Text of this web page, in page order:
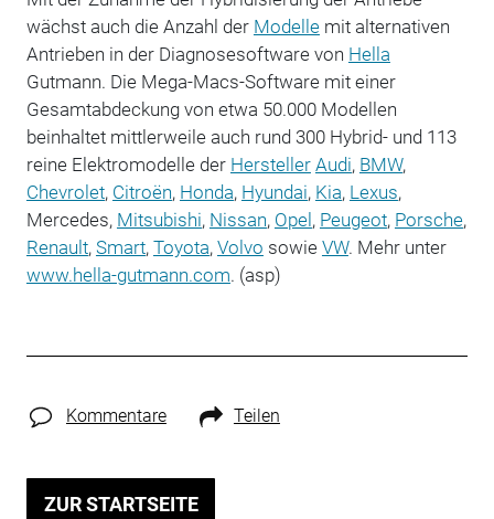
wächst auch die Anzahl der Modellemit alternativen
Antrieben in der Diagnosesoftware von Hella
Gutmann. Die Mega-Macs-Software mit einer
Gesamtabdeckung von etwa 50.000 Modellen
beinhaltet mittlerweile auch rund 300 Hybrid- und 113
reine Elektromodelle der Hersteller Audi, BMW,
Chevrolet, Citroën, Honda, Hyundai, Kia, Lexus,
Mercedes, Mitsubishi, Nissan, Opel, Peugeot, Porsche,
Renault, Smart, Toyota, Volvo sowie VW. Mehr unter
www.hella-gutmann.com. (asp)
Kommentare Teilen
ZUR STARTSEITE